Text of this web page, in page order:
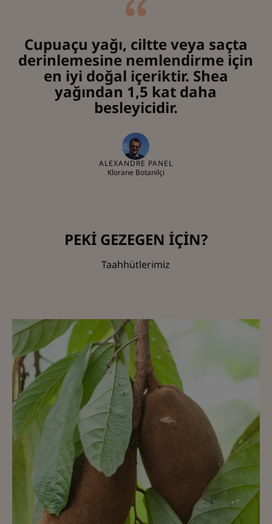
Cupuaçu yağı, ciltte veya saçta
derinlemesine nemlendirme için
en iyi doğal içeriktir. Shea
yağından 1,5 kat daha
besleyicidir.
ALEXANDRE PANEL
Klorane Botanilçi
PEKİ GEZEGEN İÇİN?
Taahhütlerimiz